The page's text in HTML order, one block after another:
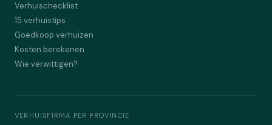
Verhuischecklist
15 verhuistips
Goedkoop verhuizen
Kosten berekenen
Wie verwittigen?
VERHUISFIRMA PER PROVINCIE